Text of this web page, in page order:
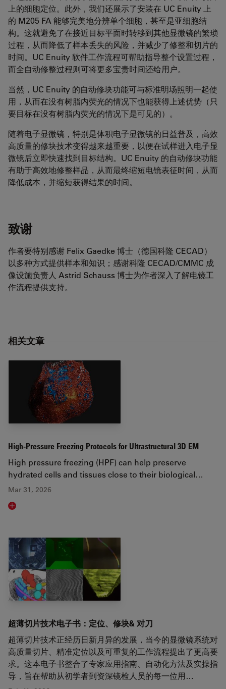
上的细胞定位。此外，我们还展示了安装在 UC Enuity 上
的 M205 FA 能够完美地分辨单个细胞，甚至是亚细胞结
构。这就避免了在接近目标平面时转移到其他显微镜的繁琐
过程，从而降低了样本丢失的风险，并减少了修整和切片的
时间。UC Enuity 软件工作流程可帮助指导整个设置过程，
而全自动修整过程则可将更多宝贵时间还给用户。
当然，UC Enuity 的自动修块功能可与标准明场照明一起使
用，从而在没有树脂内荧光的情况下也能获得上述优势（只
要目标在没有树脂内荧光的情况下是可见的）。
随着电子显微镜，特别是体积电子显微镜的日益普及，高效
高质量的修块技术变得越来越重要，以便在试样进入电子显
微镜后立即快速找到目标结构。UC Enuity 的自动修块功能
有助于高效地修整样品，从而最终缩短电镜表征时间，从而
降低成本，并缩短获得结果的时间。
致谢
作者要特别感谢 Felix Gaedke 博士（德国科隆 CECAD）
以多种方式提供样本和知识；感谢科隆 CECAD/CMMC 成
像设施负责人 Astrid Schauss 博士为作者深入了解电镜工
作流程提供支持。
相关文章
High-Pressure Freezing Protocols for Ultrastructural 3D EM
High pressure freezing (HPF) can help preserve
hydrated cells and tissues close to their biological…
Mar 31, 2026
Read article
超薄切片技术电子书：定位、修块& 对刀
超薄切片技术正经历日新月异的发展，当今的显微镜系统对
高质量切片、精准定位以及可重复的工作流程提出了更高要
求。这本电子书整合了专家应用指南、自动化方法及实操指
导，旨在帮助从初学者到资深镜检人员的每一位用…